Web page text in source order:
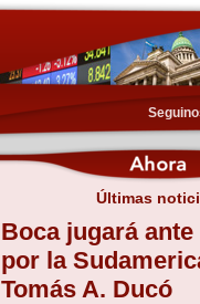
Últimas
Boca jugará ante
por la
Tomás A. Ducó